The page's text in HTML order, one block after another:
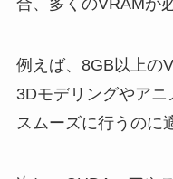
例えば、8GB以上の
3Dモデリングやア
スムーズに行うのに